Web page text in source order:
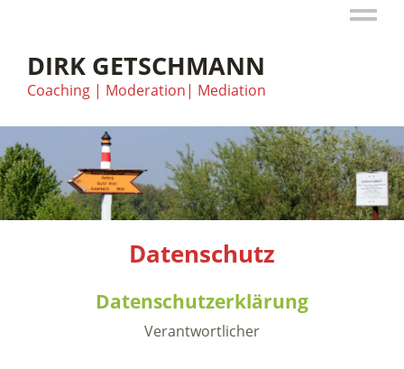
DIRK GETSCHMANN
Coaching | Moderation| Mediation
Datenschutz
Datenschutzerklärung
Verantwortlicher